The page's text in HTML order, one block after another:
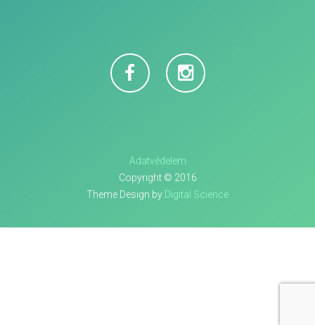
Adatvédelem
Copyright © 2016
Theme Design by Digital Science